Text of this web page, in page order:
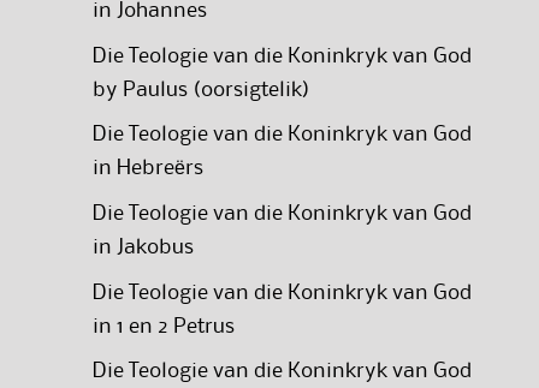
in Johannes
Die Teologie van die Koninkryk van God
by Paulus (oorsigtelik)
Die Teologie van die Koninkryk van God
in Hebreërs
Die Teologie van die Koninkryk van God
in Jakobus
Die Teologie van die Koninkryk van God
in 1 en 2 Petrus
Die Teologie van die Koninkryk van God